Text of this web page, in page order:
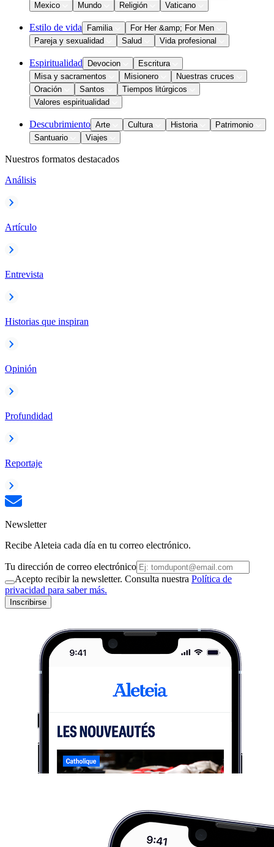
Mexico
Mundo Religión Vaticano
Estilo de vida Familia
For Her &amp; For Men
Pareja y sexualidad
Salud Vida profesional
Espiritualidad Devocion
Escritura
Misa y sacramentos
Misionero
Nuestras cruces
Oración
Santos
Tiempos litúrgicos
Valores espiritualidad
Descubrimiento Arte Cultura Historia
Patrimonio
Santuario
Viajes
Nuestros formatos destacados
Análisis
Artículo
Entrevista
Historias que inspiran
Opinión
Profundidad
Reportaje
Newsletter
Recibe Aleteia cada día en tu correo electrónico.
Tu dirección de correo electrónico
Acepto recibir la newsletter. Consulta nuestra Política de
privacidad para saber más.
Inscribirse